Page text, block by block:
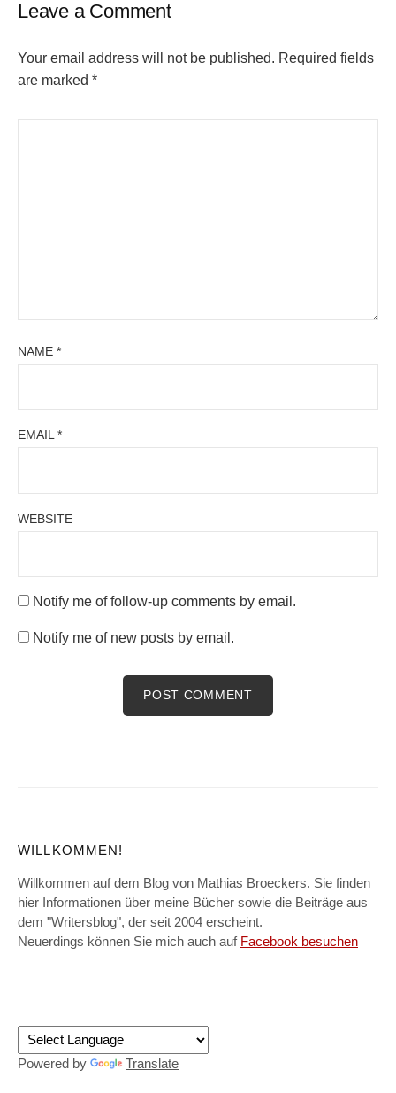
Leave a Comment
Your email address will not be published. Required fields
are marked *
NAME *
EMAIL*
WEBSITE
Notify me of follow-up comments by email.
Notify me of new posts by email.
WILLKOMMEN!
Willkommen auf dem Blog von Mathias Broeckers. Sie finden
hier Informationen über meine Bücher sowie die Beiträge aus
dem "Writersblog", der seit 2004 erscheint.
Neuerdings können Sie mich auch auf Facebook besuchen
Powered by Translate